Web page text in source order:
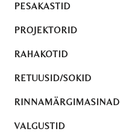
PESAKASTID
PROJEKTORID
RAHAKOTID
RETUUSID/SOKID
RINNAMÄRGIMASINAD
VALGUSTID